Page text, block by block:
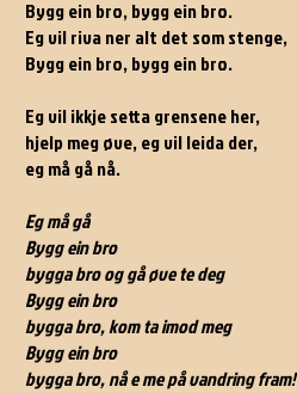
Bygg ein bro, bygg ein bro.
Eg vil riva ner alt det som stenge,
Bygg ein bro, bygg ein bro.
Eg vil ikkje setta grensene her,
hjelp meg øve, eg vil leida der,
eg må gå nå.
Eg må gå
Bygg ein bro
bygga bro og gå øve te deg
Bygg ein bro
bygga bro, kom ta imod meg
Bygg ein bro
bygga bro, nå e me på vandring fram!